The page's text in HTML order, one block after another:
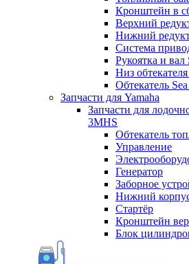
Кронштейн в
Верхний
Нижний
Система
Рукоятка и вал
Низ
Обтекатель
Запчасти для Yamaha
Запчасти для
3MHS
Обтекатель
Управление
Генератор
Заборное
Нижний
Стартёр
Кронштейн
Блок